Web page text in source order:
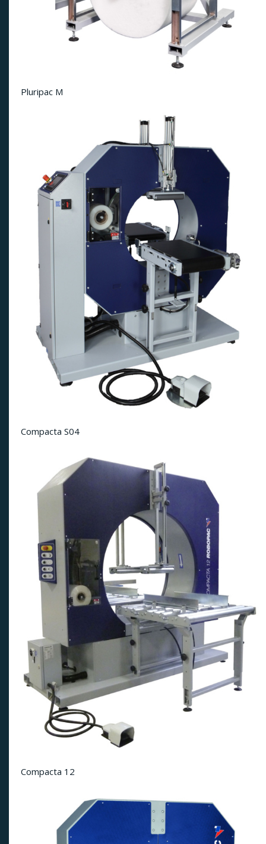
Pluripac M
Compacta S04
Compacta 12